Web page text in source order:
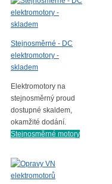
Stejnosměrné - DC
elektromotory -
skladem
Elektromotory na
stejnosměrný proud
dostupné skaldem,
okamžité dodání.
Stejnosměrné motory